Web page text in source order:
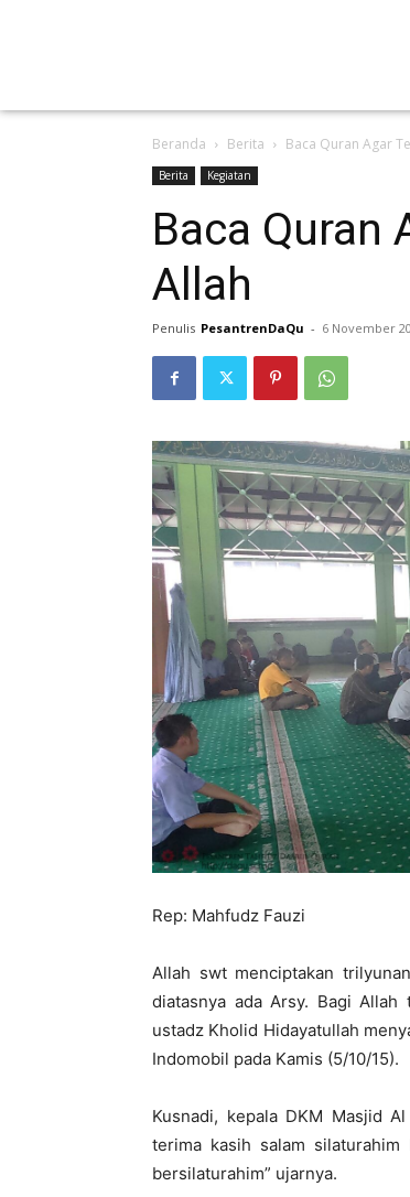
Beranda Berita Baca Quran Agar
Berita Kegiatan
Baca Quran
Allah
Penulis PesantrenDaQu - 6 November
Rep: Mahfudz Fauzi
Allah swt menciptakan
diatasnya ada Arsy. Bagi
ustadz Kholid Hidayatullah
Indomobil pada Kamis (5/10/15).
Kusnadi, kepala DKM Masjid
terima kasih salam
bersilaturahim” ujarnya.